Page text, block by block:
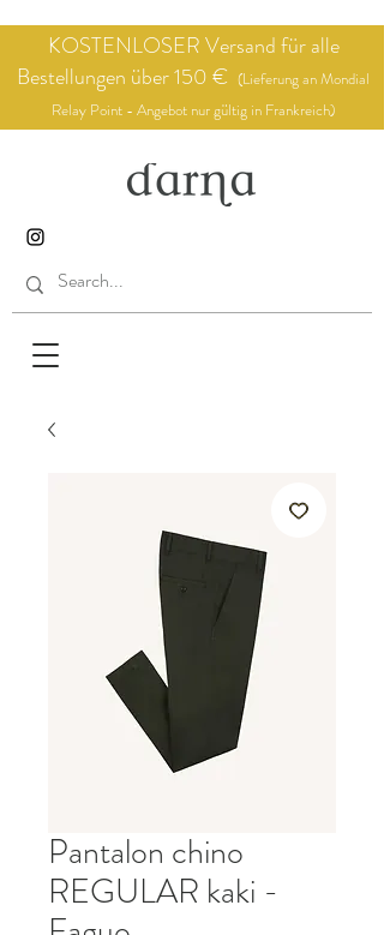
KOSTENLOSER Versand für alle
Bestellungen über 150 € (Lieferung an Mondial
Relay Point - Angebot nur gültig in Frankreich)
Pantalon chino
REGULAR kaki -